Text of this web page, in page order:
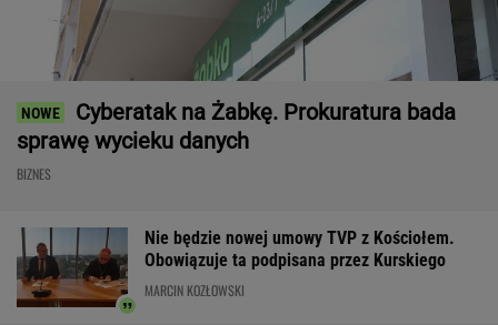
Cyberatak na Żabkę. Prokuratura bada
sprawę wycieku danych
BIZNES
Nie będzie nowej umowy TVP z Kościołem.
Obowiązuje ta podpisana przez Kurskiego
MARCIN KOZŁOWSKI